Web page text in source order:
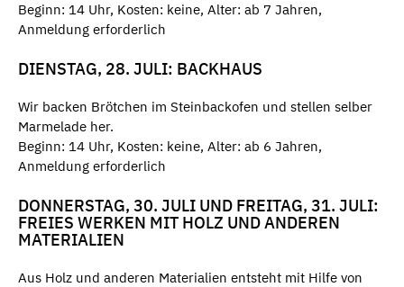
Beginn: 14 Uhr, Kosten: keine, Alter: ab 7 Jahren,
Anmeldung erforderlich
DIENSTAG, 28. JULI: BACKHAUS
Wir backen Brötchen im Steinbackofen und stellen selber
Marmelade her.
Beginn: 14 Uhr, Kosten: keine, Alter: ab 6 Jahren,
Anmeldung erforderlich
DONNERSTAG, 30. JULI UND FREITAG, 31. JULI:
FREIES WERKEN MIT HOLZ UND ANDEREN
MATERIALIEN
Aus Holz und anderen Materialien entsteht mit Hilfe von